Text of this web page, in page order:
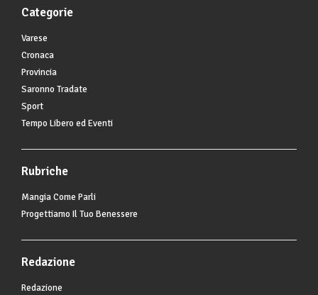
Categorie
Varese
Cronaca
Provincia
Saronno Tradate
Sport
Tempo Libero ed Eventi
Rubriche
Mangia Come Parli
Progettiamo Il Tuo Benessere
Redazione
Redazione